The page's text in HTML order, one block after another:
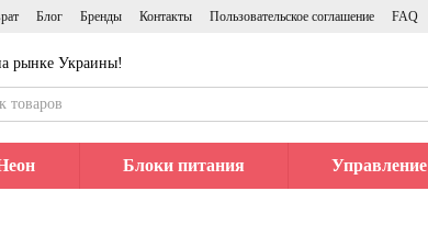
Блог Бренды Контакты Пользовательское соглашение FAQ
рынке Украины!
Блоки питания Управление